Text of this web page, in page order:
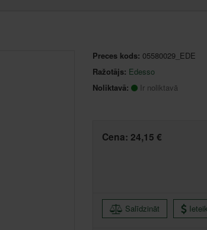
Preces kods: 05580029_EDE
Ražotājs: Edesso
Noliktavā:
Ir noliktavā
Cena: 24,15 €
Salīdzināt